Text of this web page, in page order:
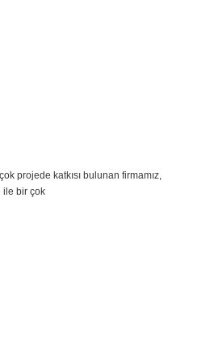
projede katkısı bulunan firmamız,
ile bir çok